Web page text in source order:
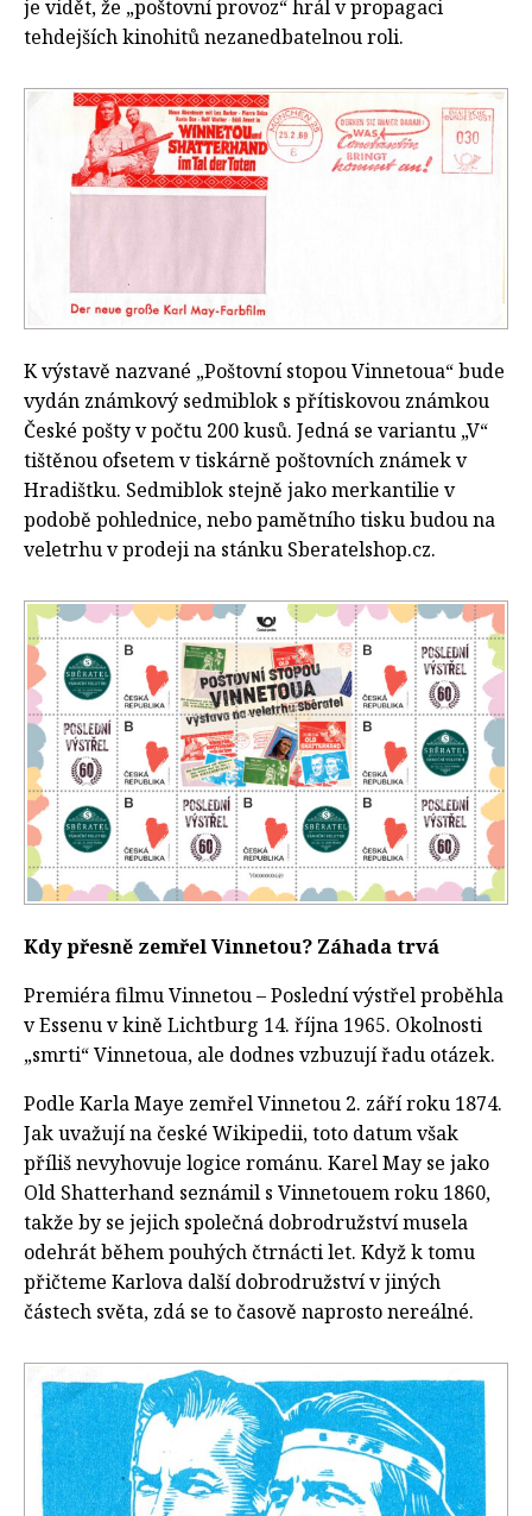
je vidět, že „poštovní provoz“ hrál v propagaci
tehdejších kinohitů nezanedbatelnou roli.
K výstavě nazvané „Poštovní stopou Vinnetoua“ bude
vydán známkový sedmiblok s přítiskovou známkou
České pošty v počtu 200 kusů. Jedná se variantu „V“
tištěnou ofsetem v tiskárně poštovních známek v
Hradištku. Sedmiblok stejně jako merkantilie v
podobě pohlednice, nebo pamětního tisku budou na
veletrhu v prodeji na stánku Sberatelshop.cz.
Kdy přesně zemřel Vinnetou? Záhada trvá
Premiéra filmu Vinnetou – Poslední výstřel proběhla
v Essenu v kině Lichtburg 14. října 1965. Okolnosti
„smrti“ Vinnetoua, ale dodnes vzbuzují řadu otázek.
Podle Karla Maye zemřel Vinnetou 2. září roku 1874.
Jak uvažují na české Wikipedii, toto datum však
příliš nevyhovuje logice románu. Karel May se jako
Old Shatterhand seznámil s Vinnetouem roku 1860,
takže by se jejich společná dobrodružství musela
odehrát během pouhých čtrnácti let. Když k tomu
přičteme Karlova další dobrodružství v jiných
částech světa, zdá se to časově naprosto nereálné.